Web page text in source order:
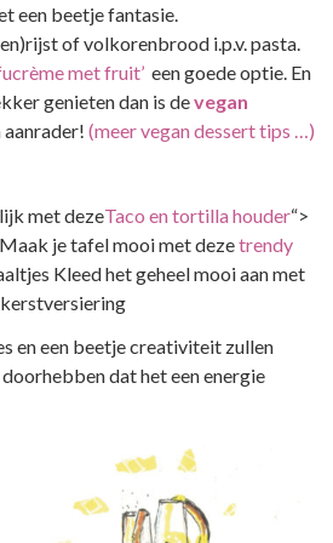
een beetje fantasie.
of volkorenbrood i.p.v. pasta.
met fruit’ een goede optie. En
genieten dan is devegan
aanrader! (meer vegan dessert tips …)
met dezeTaco en tortilla houder“>
je tafel mooi met dezetrendy
Kleed het geheel mooi aan met
en een beetje creativiteit zullen
dat het een energie